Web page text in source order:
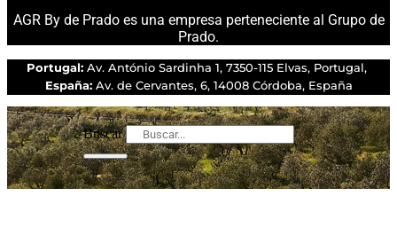
AGR By de Prado es una empresa perteneciente al Grupo de
Prado.
Portugal: Av. António Sardinha 1, 7350-115 Elvas, Portugal,
España:Av. de Cervantes, 6, 14008 Córdoba, España
Buscar